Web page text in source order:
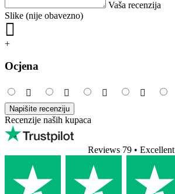
Vaša recenzija
Slike (nije obavezno)
+
Ocjena
Napišite recenziju
Recenzije naših kupaca
Reviews 79 • Excellent